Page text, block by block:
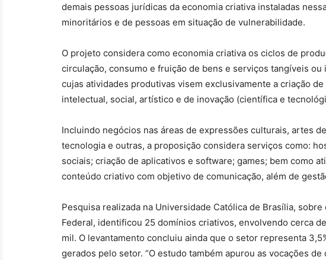
demais pessoas jurídicas da economia criativa instaladas
minoritários e de pessoas em situação de vulnerabilidade.
O projeto considera como economia criativa os ciclos de
circulação, consumo e fruição de bens e serviços tangíveis
cujas atividades produtivas visem exclusivamente a criação
intelectual, social, artístico e de inovação (científica e
Incluindo negócios nas áreas de expressões culturais, artes
tecnologia e outras, a proposição considera serviços como:
sociais; criação de aplicativos e software; games; bem como
conteúdo criativo com objetivo de comunicação, além de
Pesquisa realizada na Universidade Católica de Brasília,
Federal, identificou 25 domínios criativos, envolvendo cerca
mil. O levantamento concluiu ainda que o setor representa
gerados pelo setor. “O estudo também apurou as vocações